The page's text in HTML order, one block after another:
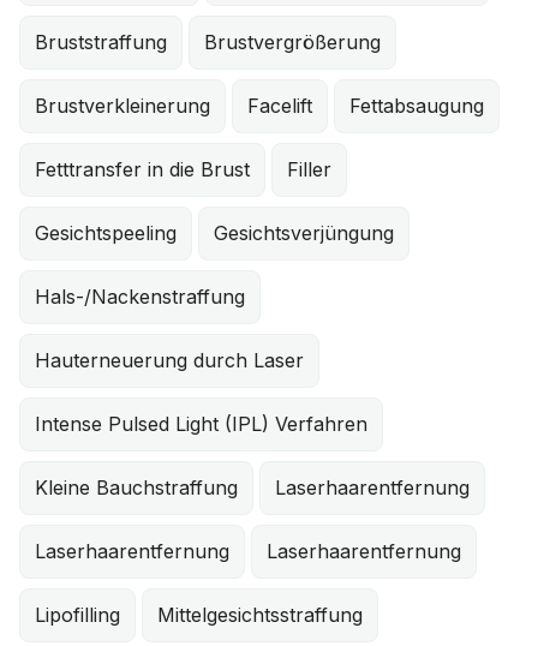
Bruststraffung Brustvergrößerung
Brustverkleinerung Facelift Fettabsaugung
Fetttransfer in die Brust Filler
Gesichtspeeling Gesichtsverjüngung
Hals-/Nackenstraffung
Hauterneuerung durch Laser
Intense Pulsed Light (IPL) Verfahren
Kleine Bauchstraffung Laserhaarentfernung
Laserhaarentfernung Laserhaarentfernung
Lipofilling Mittelgesichtsstraffung